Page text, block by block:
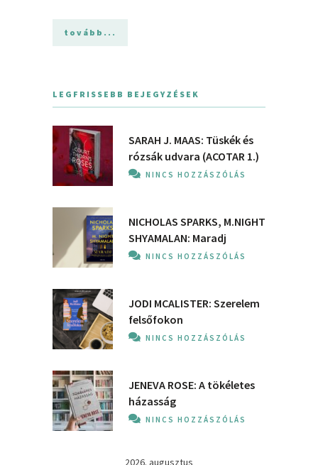
tovább...
LEGFRISSEBB BEJEGYZÉSEK
SARAH J. MAAS: Tüskék és
rózsák udvara (ACOTAR 1.)
NINCS HOZZÁSZÓLÁS
NICHOLAS SPARKS, M.NIGHT
SHYAMALAN: Maradj
NINCS HOZZÁSZÓLÁS
JODI MCALISTER: Szerelem
felsőfokon
NINCS HOZZÁSZÓLÁS
JENEVA ROSE: A ​tökéletes
házasság
NINCS HOZZÁSZÓLÁS
2026. augusztus